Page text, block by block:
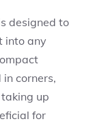
designed to
into any
corners,
up
for